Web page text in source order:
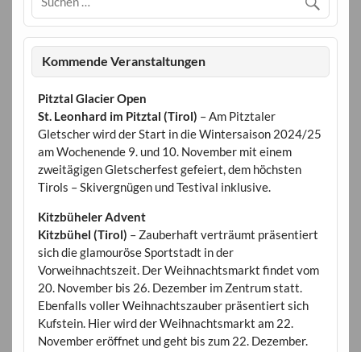
Kommende Veranstaltungen
Pitztal Glacier Open
St. Leonhard im Pitztal (Tirol) – Am Pitztaler
Gletscher wird der Start in die Wintersaison 2024/25
am Wochenende 9. und 10. November mit einem
zweitägigen Gletscherfest gefeiert, dem höchsten
Tirols – Skivergnügen und Testival inklusive.
Kitzbüheler Advent
Kitzbühel (Tirol) – Zauberhaft verträumt präsentiert
sich die glamouröse Sportstadt in der
Vorweihnachtszeit. Der Weihnachtsmarkt findet vom
20. November bis 26. Dezember im Zentrum statt.
Ebenfalls voller Weihnachtszauber präsentiert sich
Kufstein. Hier wird der Weihnachtsmarkt am 22.
November eröffnet und geht bis zum 22. Dezember.